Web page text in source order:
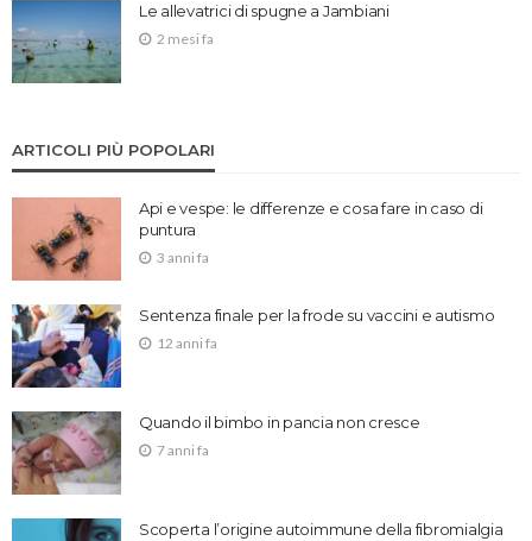
Le allevatrici di spugne a Jambiani
2 mesi fa
ARTICOLI PIÙ POPOLARI
Api e vespe: le differenze e cosa fare in caso di
puntura
3 anni fa
Sentenza finale per la frode su vaccini e autismo
12 anni fa
Quando il bimbo in pancia non cresce
7 anni fa
Scoperta l’origine autoimmune della fibromialgia